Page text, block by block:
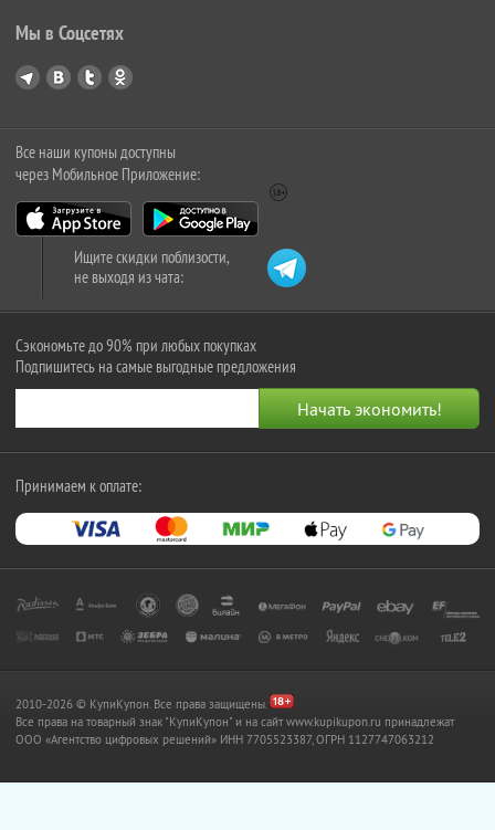
Мы в Соцсетях
Все наши купоны доступны
через Мобильное Приложение:
Ищите скидки поблизости,
не выходя из чата:
Сэкономьте до 90% при любых покупках
Подпишитесь на самые выгодные предложения
Принимаем к оплате:
2010-2026 © КупиКупон. Все права защищены.
Все права на товарный знак "КупиКупон" и на сайт www.kupikupon.ru принадлежат
OOO «Агентство цифровых решений» ИНН 7705523387, ОГРН 1127747063212